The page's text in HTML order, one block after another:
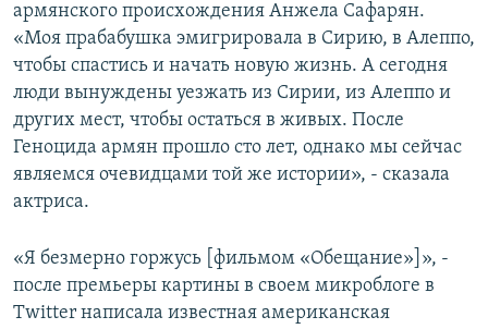
армянского происхождения Анжела Сафарян.
«Моя прабабушка эмигрировала в Сирию, в Алеппо,
чтобы спастись и начать новую жизнь. А сегодня
люди вынуждены уезжать из Сирии, из Алеппо и
других мест, чтобы остаться в живых. После
Геноцида армян прошло сто лет, однако мы сейчас
являемся очевидцами той же истории», - сказала
актриса.
«Я безмерно горжусь [фильмом «Обещание»]», -
после премьеры картины в своем микроблоге в
Twitter написала известная американская